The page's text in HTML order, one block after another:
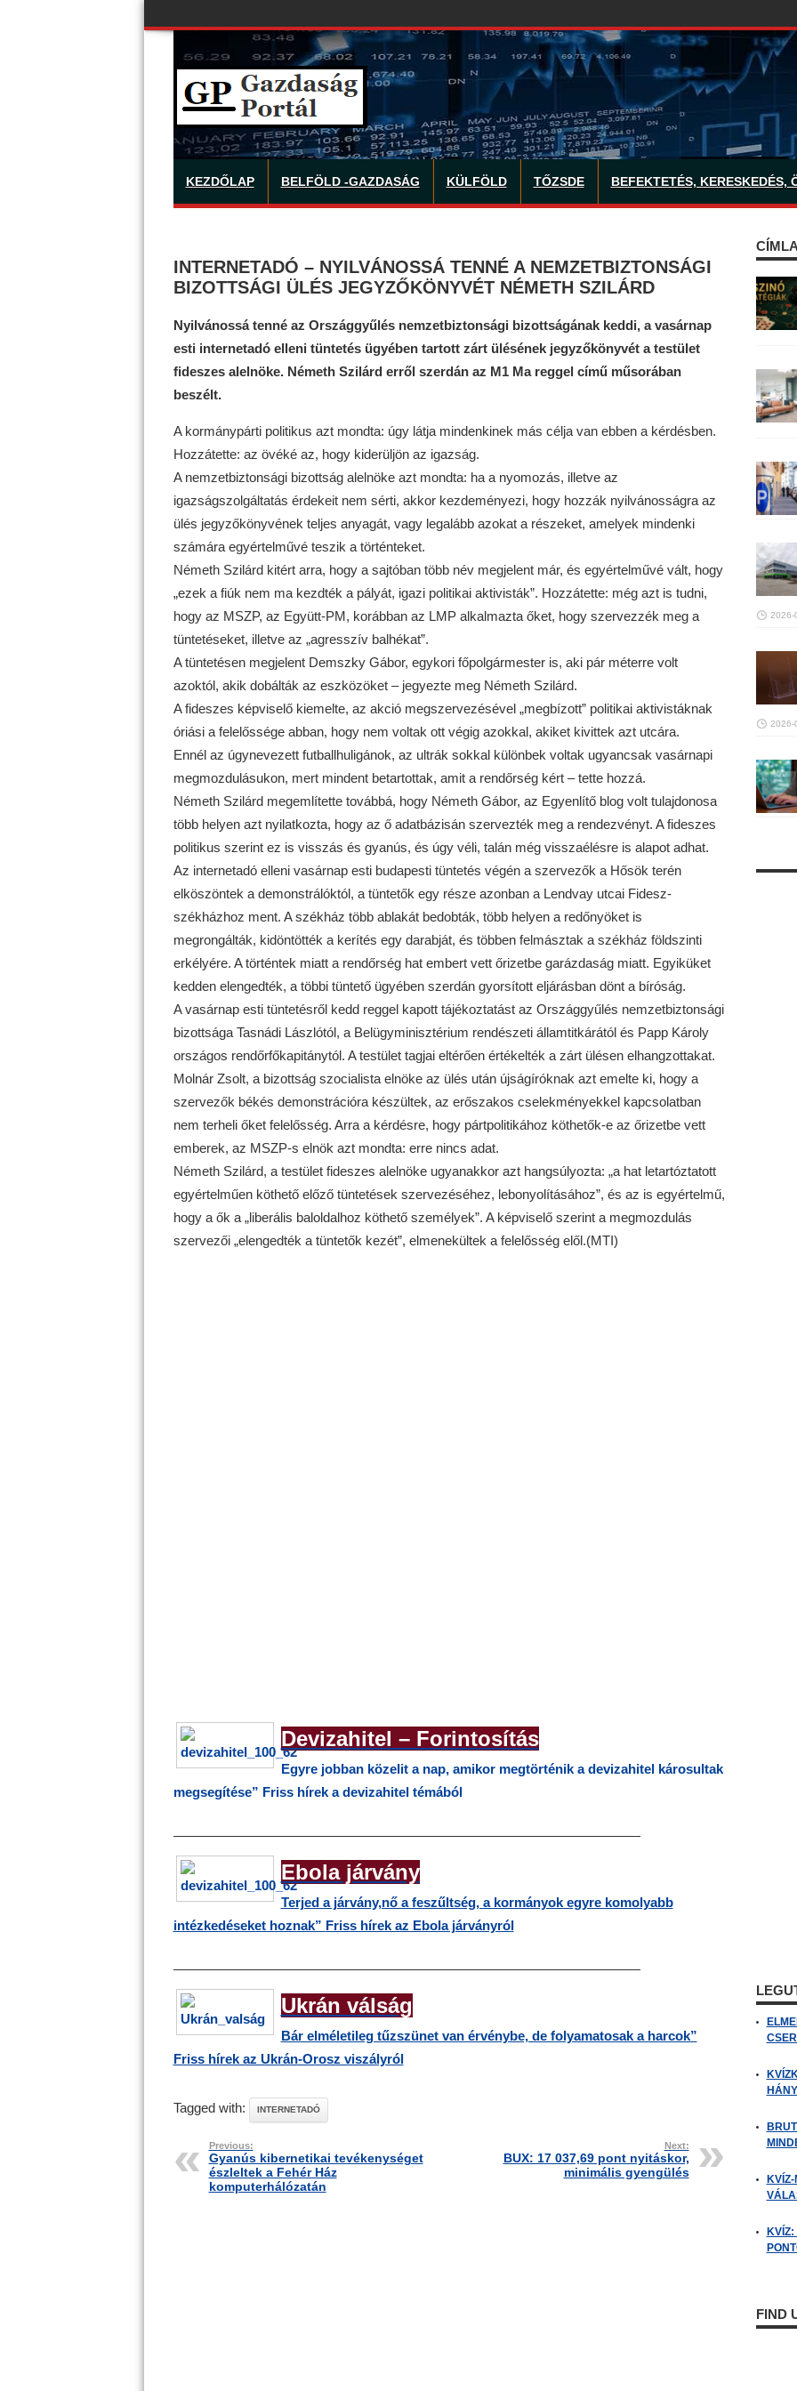
KEZDŐLAP BELFÖLD -GAZDASÁG KÜLFÖLD TŐZSDE BEFEKTETÉS, KERESKEDÉS,
INTERNETADÓ – NYILVÁNOSSÁ TENNÉ A NEMZETBIZTONSÁGI
BIZOTTSÁGI ÜLÉS JEGYZŐKÖNYVÉT NÉMETH SZILÁRD
Nyilvánossá tenné az Országgyűlés nemzetbiztonsági bizottságának keddi, a vasárnap
esti internetadó elleni tüntetés ügyében tartott zárt ülésének jegyzőkönyvét a testület
fideszes alelnöke. Németh Szilárd erről szerdán az M1 Ma reggel című műsorában
beszélt.
A kormánypárti politikus azt mondta: úgy látja mindenkinek más célja van ebben a kérdésben.
Hozzátette: az övéké az, hogy kiderüljön az igazság.
A nemzetbiztonsági bizottság alelnöke azt mondta: ha a nyomozás, illetve az
igazságszolgáltatás érdekeit nem sérti, akkor kezdeményezi, hogy hozzák nyilvánosságra az
ülés jegyzőkönyvének teljes anyagát, vagy legalább azokat a részeket, amelyek mindenki
számára egyértelművé teszik a történteket.
Németh Szilárd kitért arra, hogy a sajtóban több név megjelent már, és egyértelművé vált, hogy
„ezek a fiúk nem ma kezdték a pályát, igazi politikai aktivisták”. Hozzátette: még azt is tudni,
hogy az MSZP, az Együtt-PM, korábban az LMP alkalmazta őket, hogy szervezzék meg a
tüntetéseket, illetve az „agresszív balhékat”.
A tüntetésen megjelent Demszky Gábor, egykori főpolgármester is, aki pár méterre volt
azoktól, akik dobálták az eszközöket – jegyezte meg Németh Szilárd.
A fideszes képviselő kiemelte, az akció megszervezésével „megbízott” politikai aktivistáknak
óriási a felelőssége abban, hogy nem voltak ott végig azokkal, akiket kivittek azt utcára.
Ennél az úgynevezett futballhuligánok, az ultrák sokkal különbek voltak ugyancsak vasárnapi
megmozdulásukon, mert mindent betartottak, amit a rendőrség kért – tette hozzá.
Németh Szilárd megemlítette továbbá, hogy Németh Gábor, az Egyenlítő blog volt tulajdonosa
több helyen azt nyilatkozta, hogy az ő adatbázisán szervezték meg a rendezvényt. A fideszes
politikus szerint ez is visszás és gyanús, és úgy véli, talán még visszaélésre is alapot adhat.
Az internetadó elleni vasárnap esti budapesti tüntetés végén a szervezők a Hősök terén
elköszöntek a demonstrálóktól, a tüntetők egy része azonban a Lendvay utcai Fidesz-
székházhoz ment. A székház több ablakát bedobták, több helyen a redőnyöket is
megrongálták, kidöntötték a kerítés egy darabját, és többen felmásztak a székház földszinti
erkélyére. A történtek miatt a rendőrség hat embert vett őrizetbe garázdaság miatt. Egyiküket
kedden elengedték, a többi tüntető ügyében szerdán gyorsított eljárásban dönt a bíróság.
A vasárnap esti tüntetésről kedd reggel kapott tájékoztatást az Országgyűlés nemzetbiztonsági
bizottsága Tasnádi Lászlótól, a Belügyminisztérium rendészeti államtitkárától és Papp Károly
országos rendőrfőkapitánytól. A testület tagjai eltérően értékelték a zárt ülésen elhangzottakat.
Molnár Zsolt, a bizottság szocialista elnöke az ülés után újságíróknak azt emelte ki, hogy a
szervezők békés demonstrációra készültek, az erőszakos cselekményekkel kapcsolatban
nem terheli őket felelősség. Arra a kérdésre, hogy pártpolitikához köthetők-e az őrizetbe vett
emberek, az MSZP-s elnök azt mondta: erre nincs adat.
Németh Szilárd, a testület fideszes alelnöke ugyanakkor azt hangsúlyozta: „a hat letartóztatott
egyértelműen köthető előző tüntetések szervezéséhez, lebonyolításához”, és az is egyértelmű,
hogy a ők a „liberális baloldalhoz köthető személyek”. A képviselő szerint a megmozdulás
szervezői „elengedték a tüntetők kezét”, elmenekültek a felelősség elől.(MTI)
Devizahitel – Forintosítás
Egyre jobban közelit a nap, amikor megtörténik a devizahitel károsultak
megsegítése” Friss hírek a devizahitel témából
———————————————————————————————————
Ebola járvány
Terjed a járvány,nő a feszűltség, a kormányok egyre komolyabb
intézkedéseket hoznak” Friss hírek az Ebola járványról
———————————————————————————————————
Ukrán válság
Bár elméletileg tűzszünet van érvénybe, de folyamatosak a harcok”
Friss hírek az Ukrán-Orosz viszályról
Tagged with: INTERNETADÓ
Previous:
Gyanús kibernetikai tevékenységet
észleltek a Fehér Ház
komputerhálózatán
Next:
BUX: 17 037,69 pont nyitáskor,
minimális gyengülés
2026-
2026-
FIND